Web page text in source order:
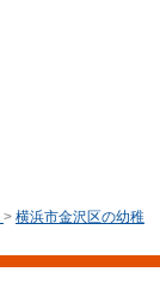
> 横浜市金沢区の幼稚